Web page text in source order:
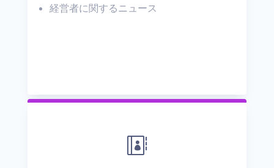
経営者に関するニュース
